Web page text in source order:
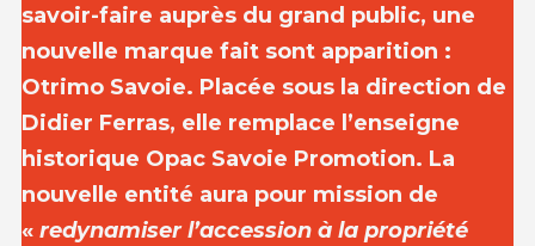
savoir-faire auprès du grand public, une
nouvelle marque fait sont apparition :
Otrimo Savoie. Placée sous la direction de
Didier Ferras, elle remplace l’enseigne
historique Opac Savoie Promotion. La
nouvelle entité aura pour mission de
« redynamiser l’accession à la propriété